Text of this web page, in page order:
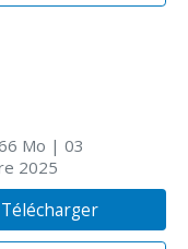
Mo | 03
2025
Télécharger